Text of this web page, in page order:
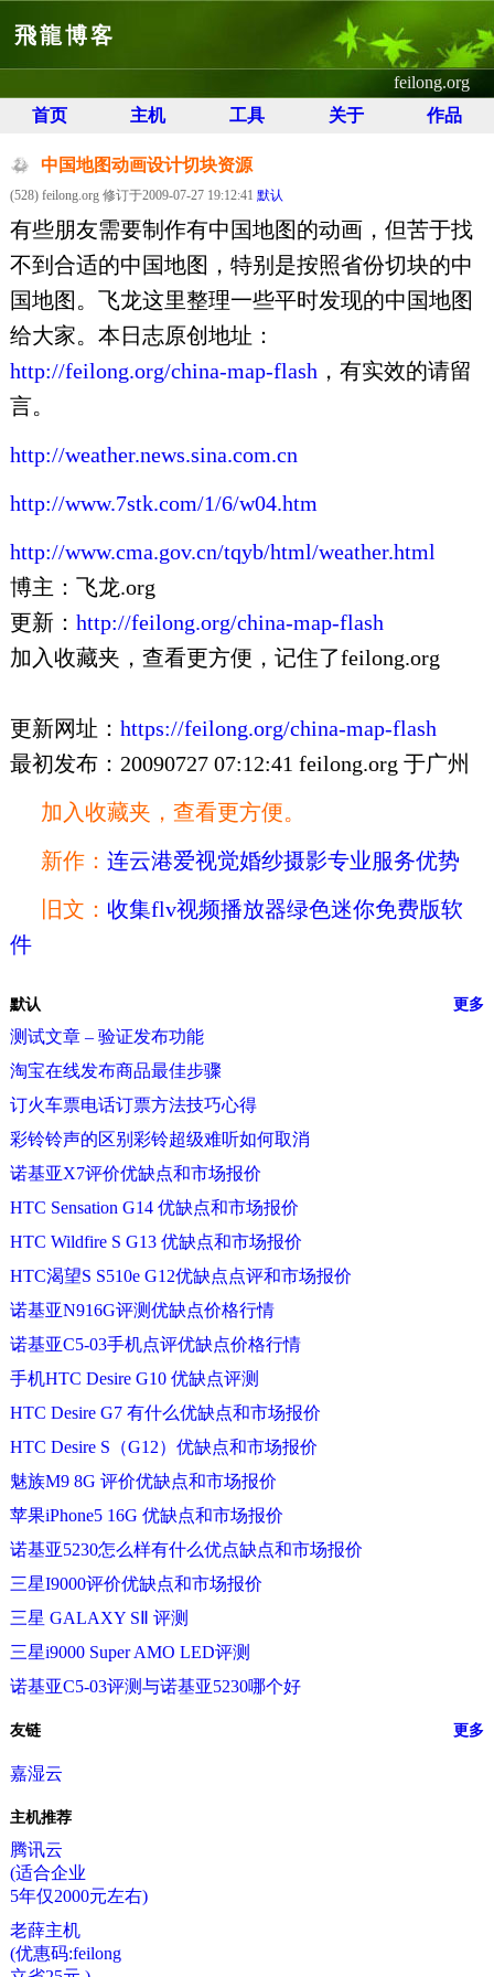
飛龍博客
feilong.org
首页
主机 工具 关于 作品
中国地图动画设计切块资源
(528) feilong.org 修订于2009-07-27 19:12:41 默认
有些朋友需要制作有中国地图的动画，但苦于找
不到合适的中国地图，特别是按照省份切块的中
国地图。飞龙这里整理一些平时发现的中国地图
给大家。本日志原创地址：
http://feilong.org/china-map-flash ，有实效的请留
言。
http://weather.news.sina.com.cn
http://www.7stk.com/1/6/w04.htm
http://www.cma.gov.cn/tqyb/html/weather.html
博主：飞龙.org
更新： http://feilong.org/china-map-flash
加入收藏夹，查看更方便，记住了feilong.org
更新网址： https://feilong.org/china-map-flash
最初发布：20090727 07:12:41 feilong.org 于广州
加入收藏夹，查看更方便。
新作： 连云港爱视觉婚纱摄影专业服务优势
旧文： 收集flv视频播放器绿色迷你免费版软
件
默认 更多
测试文章 – 验证发布功能
淘宝在线发布商品最佳步骤
订火车票电话订票方法技巧心得
彩铃铃声的区别彩铃超级难听如何取消
诺基亚X7评价优缺点和市场报价
HTC Sensation G14 优缺点和市场报价
HTC Wildfire S G13 优缺点和市场报价
HTC渴望S S510e G12优缺点点评和市场报价
诺基亚N916G评测优缺点价格行情
诺基亚C5-03手机点评优缺点价格行情
手机HTC Desire G10 优缺点评测
HTC Desire G7 有什么优缺点和市场报价
HTC Desire S（G12）优缺点和市场报价
魅族M9 8G 评价优缺点和市场报价
苹果iPhone5 16G 优缺点和市场报价
诺基亚5230怎么样有什么优点缺点和市场报价
三星I9000评价优缺点和市场报价
三星 GALAXY SⅡ 评测
三星i9000 Super AMO LED评测
诺基亚C5-03评测与诺基亚5230哪个好
友链 更多
嘉湿云
主机推荐
腾讯云
(适合企业
5年仅2000元左右)
老薛主机
(优惠码:feilong